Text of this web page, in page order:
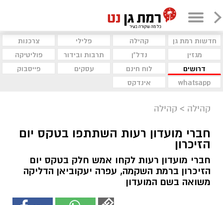
חדשות רמת גן קהילה פלילי
צרכנות
מגזין
נדל"ן תרבות ובידור
פוליטיקה
דרושים
לוח חינם עסקים
פייסבוק
whatsapp
אינדקס
קהילה > קהילה
חברי מועדון רעות השתתפו בטקס יום
הזיכרון
חברי מועדון רעות לקחו אמש חלק בטקס יום
הזיכרון ברמת השקמה, עפרה יעקוביאן הדליקה
משואה בשם המועדון